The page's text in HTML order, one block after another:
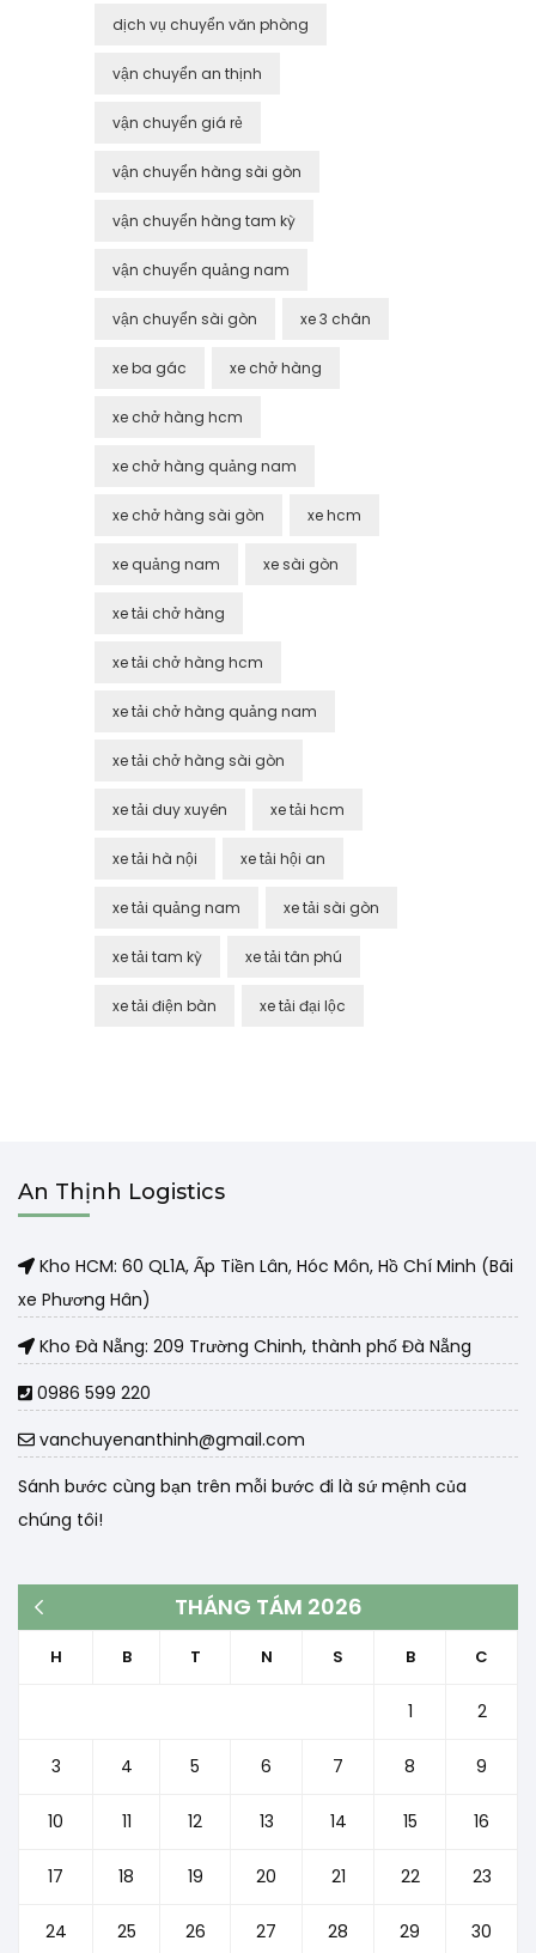
dịch vụ chuyển văn phòng
vận chuyển an thịnh
vận chuyển giá rẻ
vận chuyển hàng sài gòn
vận chuyển hàng tam kỳ
vận chuyển quảng nam
vận chuyển sài gòn xe 3 chân
xe ba gác xe chở hàng
xe chở hàng hcm
xe chở hàng quảng nam
xe chở hàng sài gòn xe hcm
xe quảng nam xe sài gòn
xe tải chở hàng
xe tải chở hàng hcm
xe tải chở hàng quảng nam
xe tải chở hàng sài gòn
xe tải duy xuyên xe tải hcm
xe tải hà nội xe tải hội an
xe tải quảng nam xe tải sài gòn
xe tải tam kỳ xe tải tân phú
xe tải điện bàn xe tải đại lộc
An Thịnh Logistics
Kho HCM: 60 QL1A, Ấp Tiền Lân, Hóc Môn, Hồ Chí Minh (Bãi
xe Phương Hân)
Kho Đà Nẵng: 209 Trường Chinh, thành phố Đà Nẵng
0986 599 220
vanchuyenanthinh@gmail.com
Sánh bước cùng bạn trên mỗi bước đi là sứ mệnh của
chúng tôi!
THÁNG TÁM 2026
H B T N S B C
1 2
3 4 5 6 7 8 9
10 11 12 13 14 15 16
17 18 19 20 21 22 23
24 25 26 27 28 29 30